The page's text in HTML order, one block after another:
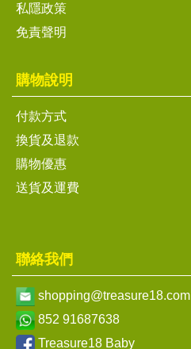
私隱政策
免責聲明
購物說明
付款方式
換貨及退款
購物優惠
送貨及運費
聯絡我們
shopping@treasure18.com
852 91687638
Treasure18 Baby